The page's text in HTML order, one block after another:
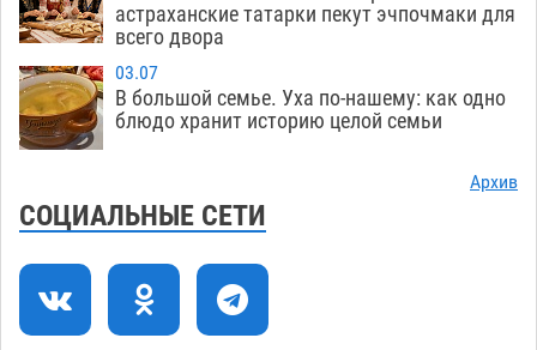
осудили выходку молодого лихача с улицы
Никольской
18:00
Завтра астраханцы проведут день в режиме
экстремальной температурной нагрузки
Астраханский котлован с мусором угрожает
плодородию Харабалинского района
16:24
Игорь Редькин проинспектировал
коммунальную готовность астраханского
астраханские татарки пекут эчпочмаки для
всего двора
03.07
В большой семье. Уха по-нашему: как одно
блюдо хранит историю целой семьи
Архив
СОЦИАЛЬНЫЕ СЕТИ